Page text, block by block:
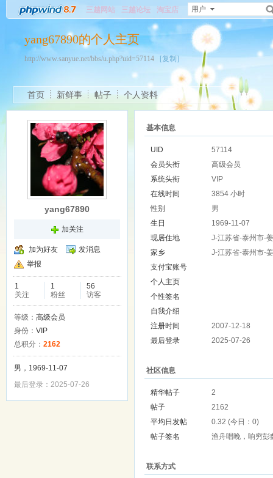
三越网站 三越论坛 淘宝店 用户
yang67890的个人主页
http://www.sanyue.net/bbs/u.php?uid=57114 [复制]
首页 新鲜事 帖子 个人资料
yang67890
加关注
加为好友
发消息
举报
1
关注
1
粉丝
56
访客
等级： 高级会员
身份： VIP
总积分： 2162
男，1969-11-07
最后登录：2025-07-26
基本信息
UID
57114
会员头衔
高级会员
系统头衔
VIP
在线时间
3854 小时
性别
男
生日
1969-11-07
现居住地
J-江苏省-泰州市-
家乡
J-江苏省-泰州市-
支付宝账号
个人主页
个性签名
自我介绍
注册时间
2007-12-18
最后登录
2025-07-26
社区信息
精华帖子
2
帖子
2162
平均日发帖
0.32 (今日：0)
帖子签名
渔舟唱晚，响穷彭
联系方式